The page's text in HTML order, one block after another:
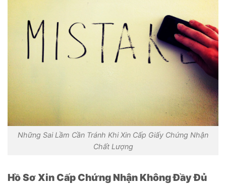
Những Sai Lầm Cần Tránh Khi Xin Cấp Giấy Chứng Nhận
Chất Lượng
Hồ Sơ Xin Cấp Chứng Nhận Không Đầy Đủ